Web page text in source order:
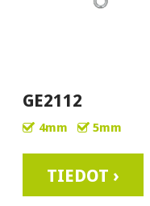
GE2112
4mm 5mm
TIEDOT ›